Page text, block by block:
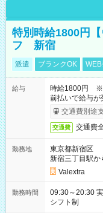
特別時給1800円
フ 新宿
派遣 ブランクOK
給与
時給1800円 ※
前払いで給与が
交通費別途
交通費 交通費
勤務地
東京都新宿区
新宿三丁目駅か
Valextra
勤務時間
09:30～20:30 実働7.5時間／休憩1.5時間 営業時間に合わせた
シフト制